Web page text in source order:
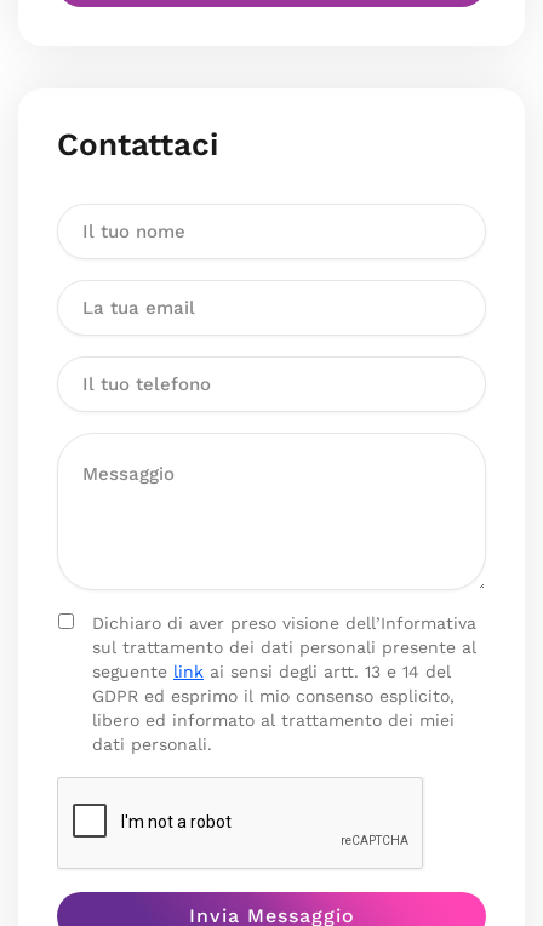
Contattaci
Dichiaro di aver preso visione dell’Informativa
sul trattamento dei dati personali presente al
seguente link ai sensi degli artt. 13 e 14 del
GDPR ed esprimo il mio consenso esplicito,
libero ed informato al trattamento dei miei
dati personali.